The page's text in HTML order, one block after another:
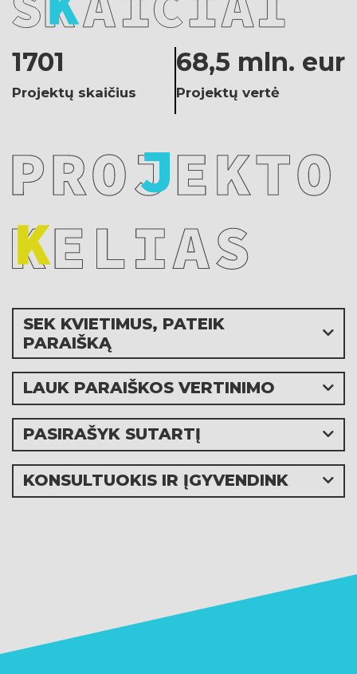
1701
Projektų skaičius
68,5 mln. eur
Projektų vertė
SEK KVIETIMUS, PATEIK
PARAIŠKĄ
LAUK PARAIŠKOS VERTINIMO
PASIRAŠYK SUTARTĮ
KONSULTUOKIS IR ĮGYVENDINK